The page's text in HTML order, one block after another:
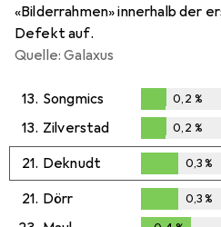
«Bilderrahmen» innerhalb der
Defekt auf.
Quelle: Galaxus
13. Songmics
0,2%
0,2 %
13. Zilverstad
0,2%
0,2 %
21. Deknudt
0,3%
0,3%
21. Dörr
0,3%
0,3%